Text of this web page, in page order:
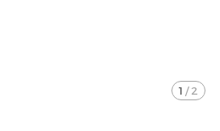
1 / 2